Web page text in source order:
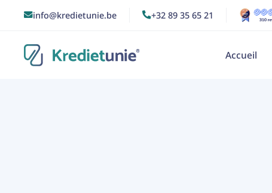
info@kredietunie.be +32 89 35 65 21
Accueil